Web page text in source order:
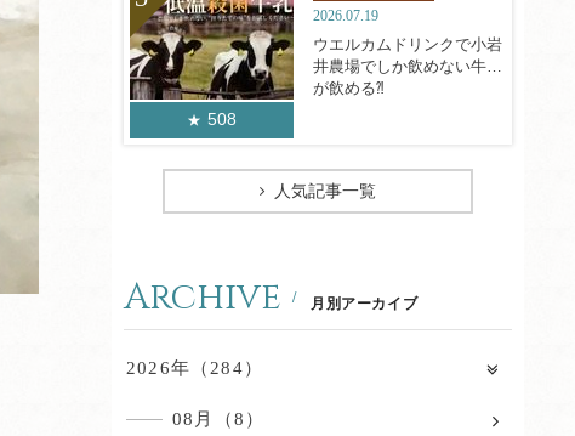
508
2026.07.19
ウエルカムドリンクで小岩
井農場でしか飲めない牛乳
が飲める⁈
人気記事一覧
Archive 月別アーカイブ
2026年（284）
08月（8）